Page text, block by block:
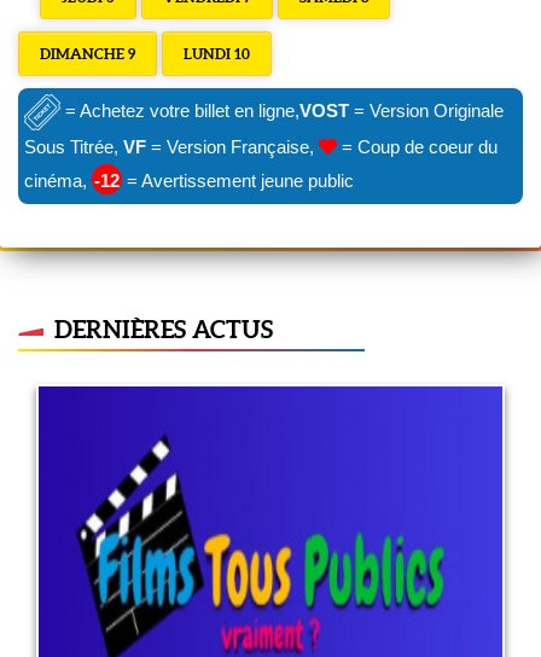
DIMANCHE 9 LUNDI 10
= Achetez votre billet en ligne,VOST = Version Originale
Sous Titrée, VF = Version Française,
= Coup de coeur du
cinéma, -12 = Avertissement jeune public
DERNIÈRES ACTUS
A quel âge ?
29 juin 2022